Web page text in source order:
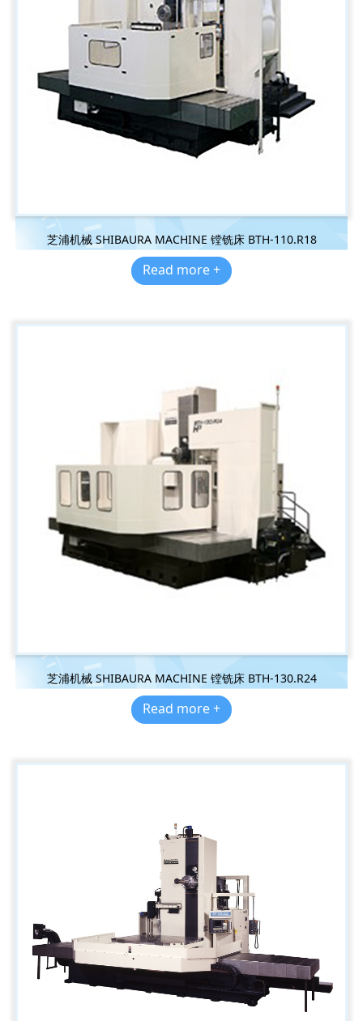
芝浦机械 SHIBAURA MACHINE 镗铣床 BTH-110.R18
Read more +
芝浦机械 SHIBAURA MACHINE 镗铣床 BTH-130.R24
Read more +